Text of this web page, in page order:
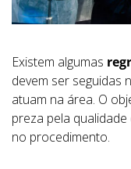
Existem algumas
devem ser seguidas
atuam na área. O
preza pela
no procedimento.